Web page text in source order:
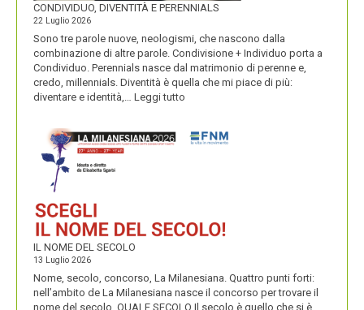
CONDIVIDUO, DIVENTITÀ E PERENNIALS
22 Luglio 2026
Sono tre parole nuove, neologismi, che nascono dalla
combinazione di altre parole. Condivisione + Individuo porta a
Condividuo. Perennials nasce dal matrimonio di perenne e,
credo, millennials. Diventità è quella che mi piace di più:
diventare e identità,… Leggi tutto
E
IL NOME DEL SECOLO
13 Luglio 2026
Nome, secolo, concorso, La Milanesiana. Quattro punti forti:
nell’ambito de La Milanesiana nasce il concorso per trovare il
nome del secolo. QUALE SECOLO Il secolo è quello che si è